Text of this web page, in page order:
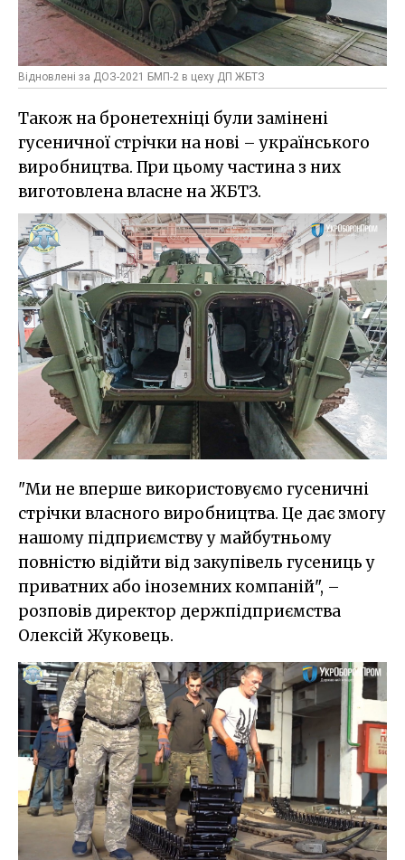
Відновлені за ДОЗ-2021 БМП-2 в цеху ДП ЖБТЗ
Також на бронетехніці були замінені
гусеничної стрічки на нові – українського
виробництва. При цьому частина з них
виготовлена власне на ЖБТЗ.
"Ми не вперше використовуємо гусеничні
стрічки власного виробництва. Це дає змогу
нашому підприємству у майбутньому
повністю відійти від закупівель гусениць у
приватних або іноземних компаній", –
розповів директор держпідприємства
Олексій Жуковець.